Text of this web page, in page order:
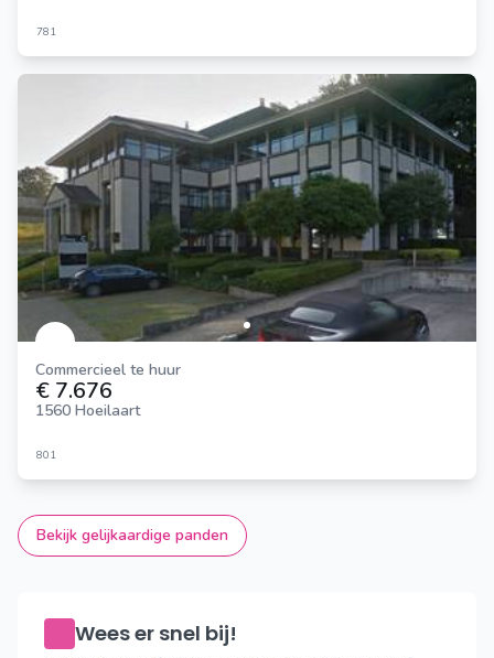
781
Commercieel te huur
€ 7.676
1560 Hoeilaart
801
Bekijk gelijkaardige panden
Wees er snel bij!